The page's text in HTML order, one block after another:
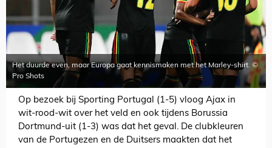
Het duurde even, maar Europa gaat kennismaken met het Marley-shirt. ©
Pro Shots
Op bezoek bij Sporting Portugal (1-5) vloog Ajax in
wit-rood-wit over het veld en ook tijdens Borussia
Dortmund-uit (1-3) was dat het geval. De clubkleuren
van de Portugezen en de Duitsers maakten dat het